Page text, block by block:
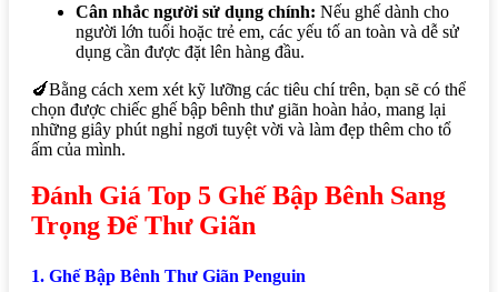
Cân nhắc người sử dụng chính: Nếu ghế dành cho
người lớn tuổi hoặc trẻ em, các yếu tố an toàn và dễ sử
dụng cần được đặt lên hàng đầu.
🍆Bằng cách xem xét kỹ lưỡng các tiêu chí trên, bạn sẽ có thể
chọn được chiếc ghế bập bênh thư giãn hoàn hảo, mang lại
những giây phút nghỉ ngơi tuyệt vời và làm đẹp thêm cho tổ
ấm của mình.
Đánh Giá Top 5 Ghế Bập Bênh Sang
Trọng Để Thư Giãn
1. Ghế Bập Bênh Thư Giãn Penguin